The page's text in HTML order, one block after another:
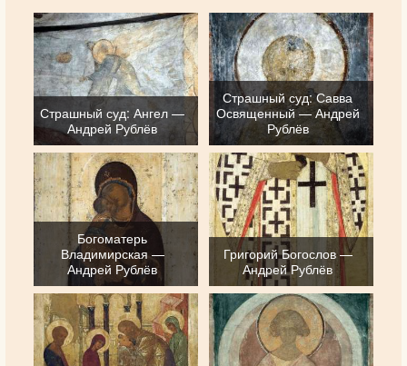
Страшный суд: Ангел —
Андрей Рублёв
Страшный суд: Савва
Освященный — Андрей
Рублёв
Богоматерь
Владимирская —
Андрей Рублёв
Григорий Богослов —
Андрей Рублёв